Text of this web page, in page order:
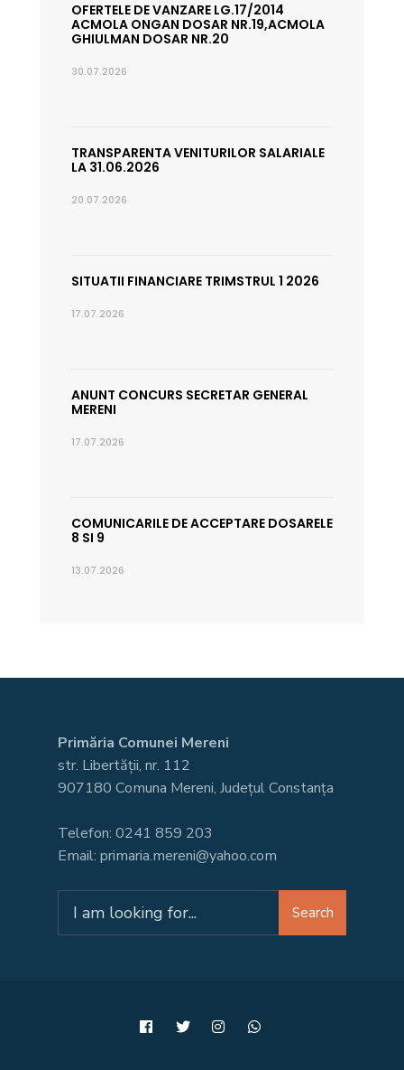
OFERTELE DE VANZARE LG.17/2014
ACMOLA ONGAN DOSAR NR.19,ACMOLA
GHIULMAN DOSAR NR.20
30.07.2026
TRANSPARENTA VENITURILOR SALARIALE
LA 31.06.2026
20.07.2026
SITUATII FINANCIARE TRIMSTRUL 1 2026
17.07.2026
ANUNT CONCURS SECRETAR GENERAL
MERENI
17.07.2026
COMUNICARILE DE ACCEPTARE DOSARELE
8 SI 9
13.07.2026
Primăria Comunei Mereni
str. Libertății, nr. 112
907180 Comuna Mereni, Județul Constanța
Telefon: 0241 859 203
Email: primaria.mereni@yahoo.com
for:
Search